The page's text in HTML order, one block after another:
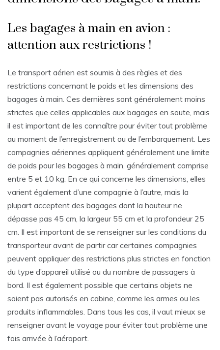
Les bagages à main en avion :
attention aux restrictions !
Le transport aérien est soumis à des règles et des
restrictions concernant le poids et les dimensions des
bagages à main. Ces dernières sont généralement moins
strictes que celles applicables aux bagages en soute, mais
il est important de les connaître pour éviter tout problème
au moment de l’enregistrement ou de l’embarquement. Les
compagnies aériennes appliquent généralement une limite
de poids pour les bagages à main, généralement comprise
entre 5 et 10 kg. En ce qui concerne les dimensions, elles
varient également d’une compagnie à l’autre, mais la
plupart acceptent des bagages dont la hauteur ne
dépasse pas 45 cm, la largeur 55 cm et la profondeur 25
cm. Il est important de se renseigner sur les conditions du
transporteur avant de partir car certaines compagnies
peuvent appliquer des restrictions plus strictes en fonction
du type d’appareil utilisé ou du nombre de passagers à
bord. Il est également possible que certains objets ne
soient pas autorisés en cabine, comme les armes ou les
produits inflammables. Dans tous les cas, il vaut mieux se
renseigner avant le voyage pour éviter tout problème une
fois arrivée à l’aéroport.